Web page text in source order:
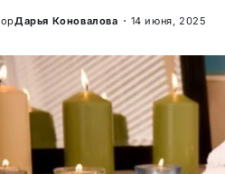
Дарья Коновалова 14 июня, 2025